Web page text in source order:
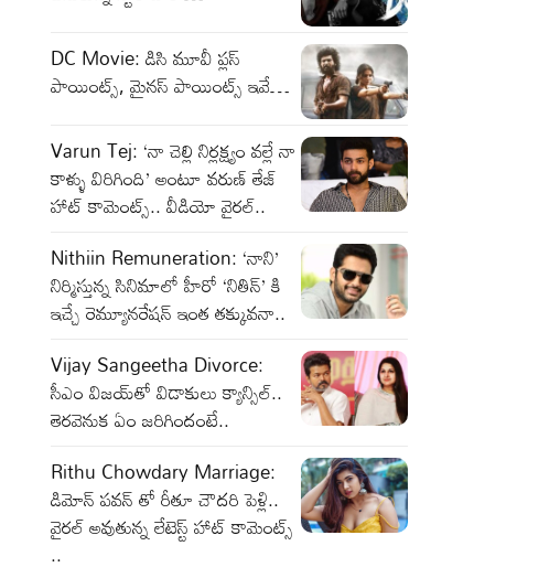
DC Movie: డిసి మూవీ ప్లస్
పాయింట్స్, మైనస్ పాయింట్స్ ఇవే…
Varun Tej: ‘నా చెల్లి నిర్లక్ష్యం వల్లే నా
కాళ్ళు విరిగింది’ అంటూ వరుణ్ తేజ్
హాట్ కామెంట్స్.. వీడియో వైరల్..
Nithiin Remuneration: ‘నాని’
నిర్మిస్తున్న సినిమాలో హీరో ‘నితిన్’ కి
ఇచ్చే రెమ్యూనరేషన్ ఇంత తక్కువనా..
Vijay Sangeetha Divorce:
సీఎం విజయ్‌తో విడాకులు క్యాన్సిల్..
తెరవెనుక ఏం జరిగిందంటే..
Rithu Chowdary Marriage:
డిమోన్ పవన్ తో రీతూ చౌదరి పెళ్లి..
వైరల్ అవుతున్న లేటెస్ట్ హాట్ కామెంట్స్
..